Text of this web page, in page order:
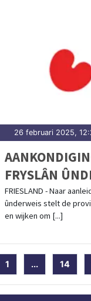
26 februari 2025,
FRYSLÂN
FRIESLAND - Naar
ûnderweis stelt de
en wijken om [...]
1 ... 14